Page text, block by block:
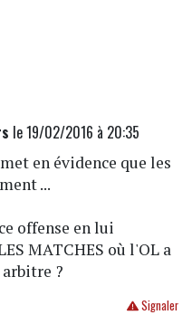
le 19/02/2016 à 20:35
en évidence que les
...
offense en lui
MATCHES où l'OL a
?
Signaler